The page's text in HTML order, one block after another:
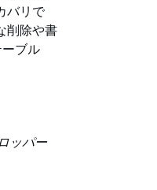
バリで
削除や書
ブル
ッパー